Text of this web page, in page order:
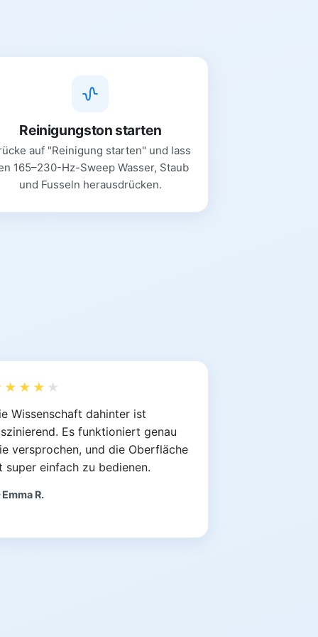
Reinigungston starten
auf "Reinigung starten" und lass
165–230-Hz-Sweep Wasser, Staub
und Fusseln herausdrücken.
★
Wissenschaft dahinter ist
Es funktioniert genau
versprochen, und die Oberfläche
super einfach zu bedienen.
R.